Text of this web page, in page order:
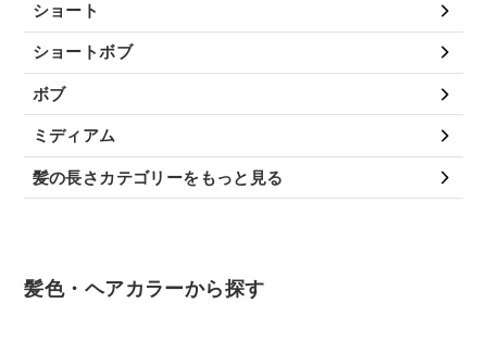
ショート
ショートボブ
ボブ
ミディアム
髪の長さカテゴリーをもっと見る
髪色・ヘアカラーから探す